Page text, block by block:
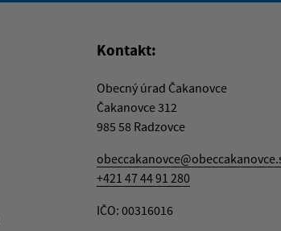
Kontakt:
Obecný úrad Čakanovce
Čakanovce 312
985 58 Radzovce
+421 47 44 91 280
IČO: 00316016